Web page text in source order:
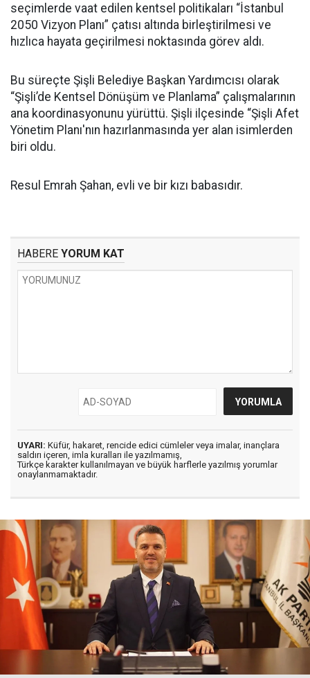
seçimlerde vaat edilen kentsel politikaları “İstanbul
2050 Vizyon Planı” çatısı altında birleştirilmesi ve
hızlıca hayata geçirilmesi noktasında görev aldı.
Bu süreçte Şişli Belediye Başkan Yardımcısı olarak
“Şişli’de Kentsel Dönüşüm ve Planlama” çalışmalarının
ana koordinasyonunu yürüttü. Şişli ilçesinde “Şişli Afet
Yönetim Planı'nın hazırlanmasında yer alan isimlerden
biri oldu.
Resul Emrah Şahan, evli ve bir kızı babasıdır.
HABERE YORUM KAT
UYARI: Küfür, hakaret, rencide edici cümleler veya imalar, inançlara
saldırı içeren, imla kuralları ile yazılmamış,
Türkçe karakter kullanılmayan ve büyük harflerle yazılmış yorumlar
onaylanmamaktadır.